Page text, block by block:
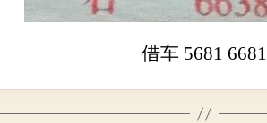
借车 5681 6681